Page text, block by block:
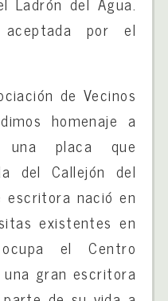
por el
de Vecinos
homenaje a
una placa que
del Callejón del
escritora nació en
existentes en
el Centro
una gran escritora